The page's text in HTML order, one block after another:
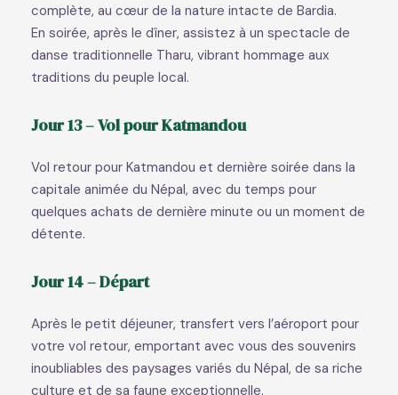
complète, au cœur de la nature intacte de Bardia.
En soirée, après le dîner, assistez à un spectacle de
danse traditionnelle Tharu, vibrant hommage aux
traditions du peuple local.
Jour 13 – Vol pour Katmandou
Vol retour pour Katmandou et dernière soirée dans la
capitale animée du Népal, avec du temps pour
quelques achats de dernière minute ou un moment de
détente.
Jour 14 – Départ
Après le petit déjeuner, transfert vers l’aéroport pour
votre vol retour, emportant avec vous des souvenirs
inoubliables des paysages variés du Népal, de sa riche
culture et de sa faune exceptionnelle.